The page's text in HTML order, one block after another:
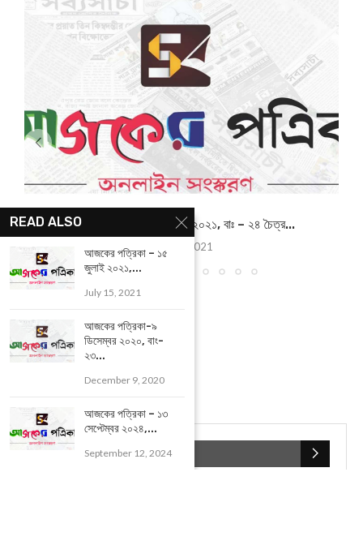
আজকের পত্রিকা – ৭ এপ্রিল ২০২১, বাঃ – ২৪ চৈত্র...
April 7, 2021
POPULAR CATEGORIES
READ ALSO
আজকের পত্রিকা – ১৫
জুলাই ২০২১,...
July 15, 2021
আজকের পত্রিকা-৯
ডিসেম্বর ২০২০, বাং-
২৩...
December 9, 2020
আজকের পত্রিকা – ১৩
সেপ্টেম্বর ২০২৪,...
September 12, 2024